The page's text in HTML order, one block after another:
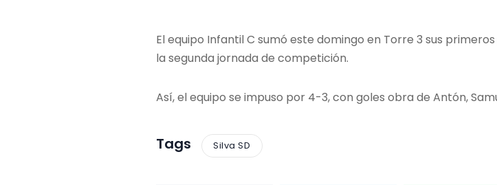
El equipo Infantil C sumó este domingo en Torre 3 sus
la segunda jornada de competición.
Así, el equipo se impuso por 4-3, con goles obra de Antón,
Tags Silva SD